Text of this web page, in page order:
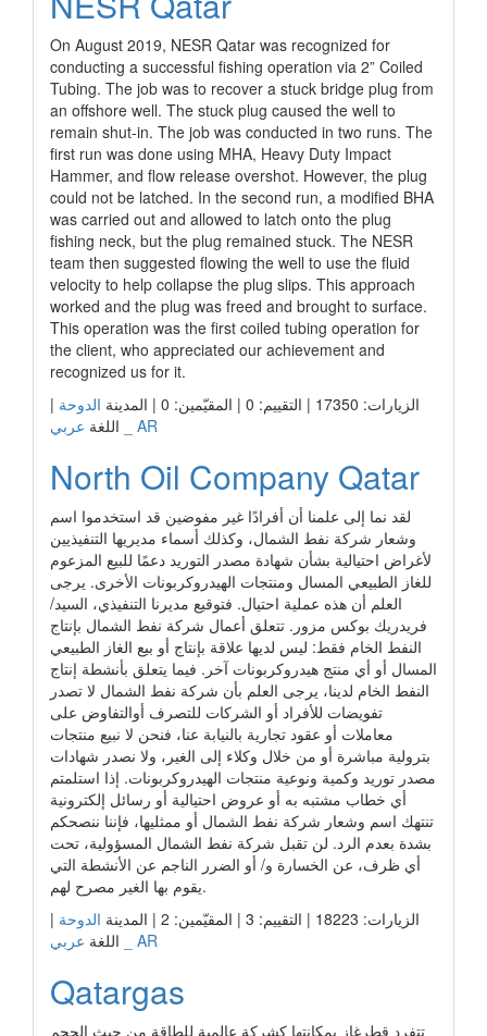
On August 2019, NESR Qatar was recognized for
conducting a successful fishing operation via 2” Coiled
Tubing. The job was to recover a stuck bridge plug from
an offshore well. The stuck plug caused the well to
remain shut-in. The job was conducted in two runs. The
first run was done using MHA, Heavy Duty Impact
Hammer, and flow release overshot. However, the plug
could not be latched. In the second run, a modified BHA
was carried out and allowed to latch onto the plug
fishing neck, but the plug remained stuck. The NESR
team then suggested flowing the well to use the fluid
velocity to help collapse the plug slips. This approach
worked and the plug was freed and brought to surface.
This operation was the first coiled tubing operation for
the client, who appreciated our achievement and
recognized us for it.
الزيارات: 17350 | التقييم: 0 | المقيّمين: 0 | المدينة
الدوحة |
اللغة عربي _ AR
North Oil Company Qatar
لقد نما إلى علمنا أن أفرادًا غير مفوضين قد استخدموا اسم
وشعار شركة نفط الشمال، وكذلك أسماء مديريها التنفيذيين
لأغراض احتيالية بشأن شهادة مصدر التوريد دعمًا للبيع المزعوم
للغاز الطبيعي المسال ومنتجات الهيدروكربونات الأخرى. يرجى
العلم أن هذه عملية احتيال. فتوقيع مديرنا التنفيذي، السيد/
فريدريك بوكس مزور. تتعلق أعمال شركة نفط الشمال بإنتاج
النفط الخام فقط: ليس لديها علاقة بإنتاج أو بيع الغاز الطبيعي
المسال أو أي منتج هيدروكربونات آخر. فيما يتعلق بأنشطة إنتاج
النفط الخام لدينا، يرجى العلم بأن شركة نفط الشمال لا تصدر
تفويضات للأفراد أو الشركات للتصرف أوالتفاوض على
معاملات أو عقود تجارية بالنيابة عنا، فنحن لا نبيع منتجات
بترولية مباشرة أو من خلال وكلاء إلى الغير، ولا نصدر شهادات
مصدر توريد وكمية ونوعية منتجات الهيدروكربونات. إذا استلمتم
أي خطاب مشتبه به أو عروض احتيالية أو رسائل إلكترونية
تنتهك اسم وشعار شركة نفط الشمال أو ممثليها، فإننا ننصحكم
بشدة بعدم الرد. لن تقبل شركة نفط الشمال المسؤولية، تحت
أي ظرف، عن الخسارة و/ أو الضرر الناجم عن الأنشطة التي
يقوم بها الغير مصرح لهم.
الزيارات: 18223 | التقييم: 3 | المقيّمين: 2 | المدينة
الدوحة |
اللغة عربي _ AR
Qatargas
​تتفرد قطرغاز بمكانتها كشركة عالمية للطاقة من حيث الحجم